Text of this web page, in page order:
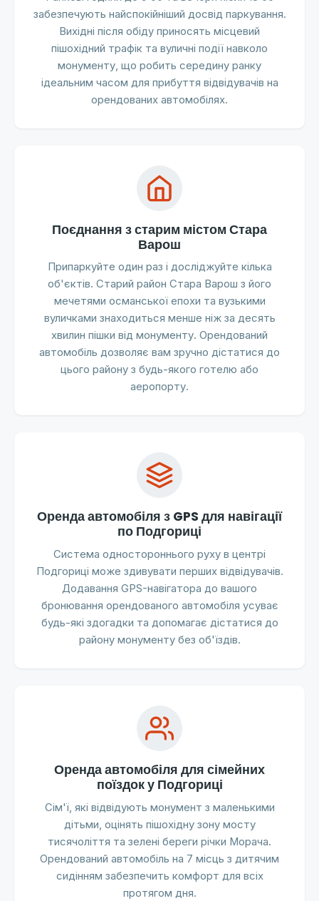
забезпечують найспокійніший досвід паркування.
Вихідні після обіду приносять місцевий
пішохідний трафік та вуличні події навколо
монументу, що робить середину ранку
ідеальним часом для прибуття відвідувачів на
орендованих автомобілях.
Поєднання з старим містом Стара
Варош
Припаркуйте один раз і досліджуйте кілька
об'єктів. Старий район Стара Варош з його
мечетями османської епохи та вузькими
вуличками знаходиться менше ніж за десять
хвилин пішки від монументу. Орендований
автомобіль дозволяє вам зручно дістатися до
цього району з будь-якого готелю або
аеропорту.
Оренда автомобіля з GPS для навігації
по Подгориці
Система одностороннього руху в центрі
Подгориці може здивувати перших відвідувачів.
Додавання GPS-навігатора до вашого
бронювання орендованого автомобіля усуває
будь-які здогадки та допомагає дістатися до
району монументу без об'їздів.
Оренда автомобіля для сімейних
поїздок у Подгориці
Сім'ї, які відвідують монумент з маленькими
дітьми, оцінять пішохідну зону мосту
тисячоліття та зелені береги річки Морача.
Орендований автомобіль на 7 місць з дитячим
сидінням забезпечить комфорт для всіх
протягом дня.